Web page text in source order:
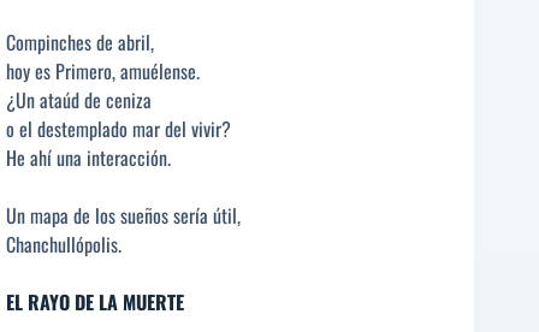
Compinches de abril,
hoy es Primero, amuélense.
¿Un ataúd de ceniza
o el destemplado mar del vivir?
He ahí una interacción.
Un mapa de los sueños sería útil,
Chanchullópolis.
EL RAYO DE LA MUERTE